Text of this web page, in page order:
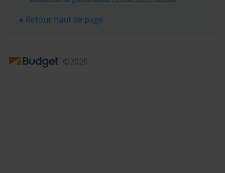
Retour haut de page
©2026